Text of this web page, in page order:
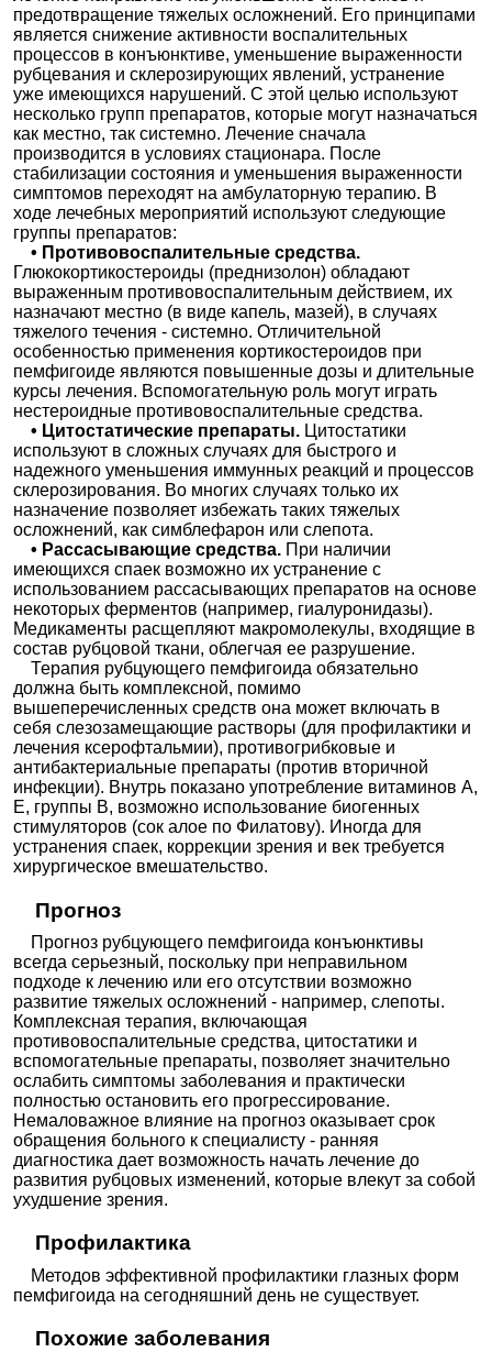
предотвращение тяжелых осложнений. Его принципами
является снижение активности воспалительных
процессов в конъюнктиве, уменьшение выраженности
рубцевания и склерозирующих явлений, устранение
уже имеющихся нарушений. С этой целью используют
несколько групп препаратов, которые могут назначаться
как местно, так системно. Лечение сначала
производится в условиях стационара. После
стабилизации состояния и уменьшения выраженности
симптомов переходят на амбулаторную терапию. В
ходе лечебных мероприятий используют следующие
группы препаратов:
• Противовоспалительные средства.
Глюкокортикостероиды (преднизолон) обладают
выраженным противовоспалительным действием, их
назначают местно (в виде капель, мазей), в случаях
тяжелого течения - системно. Отличительной
особенностью применения кортикостероидов при
пемфигоиде являются повышенные дозы и длительные
курсы лечения. Вспомогательную роль могут играть
нестероидные противовоспалительные средства.
• Цитостатические препараты. Цитостатики
используют в сложных случаях для быстрого и
надежного уменьшения иммунных реакций и процессов
склерозирования. Во многих случаях только их
назначение позволяет избежать таких тяжелых
осложнений, как симблефарон или слепота.
• Рассасывающие средства. При наличии
имеющихся спаек возможно их устранение с
использованием рассасывающих препаратов на основе
некоторых ферментов (например, гиалуронидазы).
Медикаменты расщепляют макромолекулы, входящие в
состав рубцовой ткани, облегчая ее разрушение.
Терапия рубцующего пемфигоида обязательно
должна быть комплексной, помимо
вышеперечисленных средств она может включать в
себя слезозамещающие растворы (для профилактики и
лечения ксерофтальмии), противогрибковые и
антибактериальные препараты (против вторичной
инфекции). Внутрь показано употребление витаминов А,
Е, группы В, возможно использование биогенных
стимуляторов (сок алое по Филатову). Иногда для
устранения спаек, коррекции зрения и век требуется
хирургическое вмешательство.
Прогноз
Прогноз рубцующего пемфигоида конъюнктивы
всегда серьезный, поскольку при неправильном
подходе к лечению или его отсутствии возможно
развитие тяжелых осложнений - например, слепоты.
Комплексная терапия, включающая
противовоспалительные средства, цитостатики и
вспомогательные препараты, позволяет значительно
ослабить симптомы заболевания и практически
полностью остановить его прогрессирование.
Немаловажное влияние на прогноз оказывает срок
обращения больного к специалисту - ранняя
диагностика дает возможность начать лечение до
развития рубцовых изменений, которые влекут за собой
ухудшение зрения.
Профилактика
Методов эффективной профилактики глазных форм
пемфигоида на сегодняшний день не существует.
Похожие заболевания